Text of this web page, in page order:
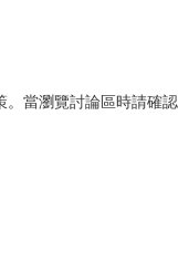
當瀏覽討論區時請確認